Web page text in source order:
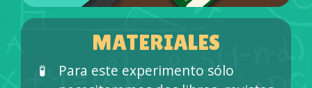
MATERIALES
Para este experimento sólo